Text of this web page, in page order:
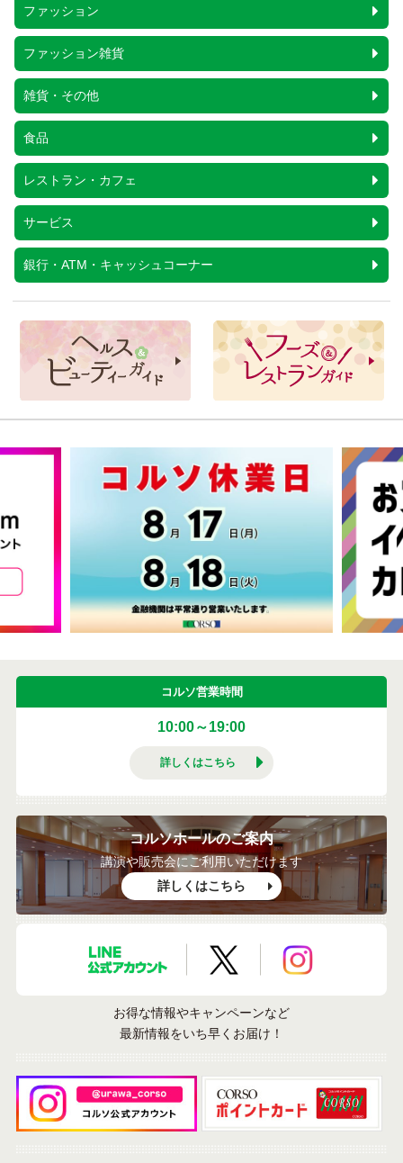
ファッション
ファッション雑貨
雑貨・その他
食品
レストラン・カフェ
サービス
銀行・ATM・キャッシュコーナー
コルソ営業時間
10:00～19:00
詳しくはこちら
コルソホールのご案内
講演や販売会にご利用いただけます
詳しくはこちら
LINE公式アカウントX公式アカウント
お得な情報やキャンペーンなど
最新情報をいち早くお届け！